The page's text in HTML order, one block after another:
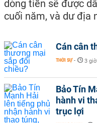
dòng tiền sẽ được
cuối năm, và dư địa
Cán cân
THỜI SỰ - 3
Bảo Tín
hành vi
trục lợi